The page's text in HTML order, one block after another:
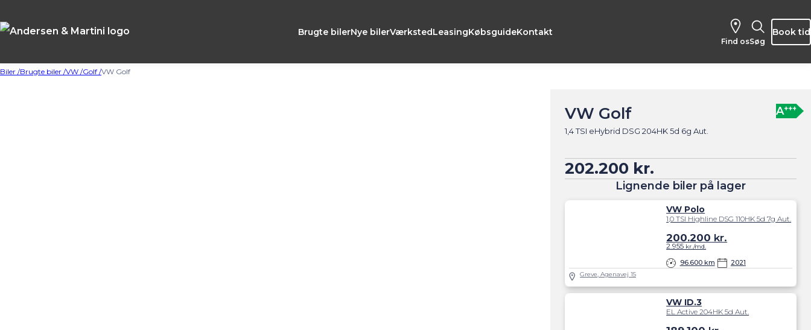
Brugte bilerNye bilerVærkstedLeasingKøbsguideKontakt
Find os Søg
Book tid
Biler /Brugte biler /VW /Golf /VW Golf
VW Golf
1,4 TSI eHybrid DSG 204HK 5d 6g Aut.
A+++
202.200 kr.
Lignende biler på lager
VW Polo
1,0 TSI Highline DSG 110HK 5d 7g Aut.
96.600 km 2021
200.200 kr.
2.955 kr./md.
Greve, Agenavej 15
VW ID.3
EL Active 204HK 5d Aut.